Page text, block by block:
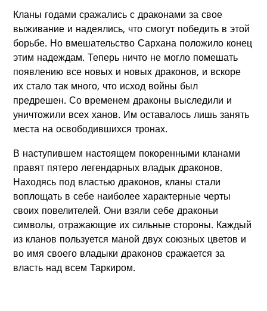
Кланы годами сражались с драконами за свое
выживание и надеялись, что смогут победить в этой
борьбе. Но вмешательство Сархана положило конец
этим надеждам. Теперь ничто не могло помешать
появлению все новых и новых драконов, и вскоре
их стало так много, что исход войны был
предрешен. Со временем драконы выследили и
уничтожили всех ханов. Им оставалось лишь занять
места на освободившихся тронах.
В наступившем настоящем покоренными кланами
правят пятеро легендарных владык драконов.
Находясь под властью драконов, кланы стали
воплощать в себе наиболее характерные черты
своих повелителей. Они взяли себе драконьи
символы, отражающие их сильные стороны. Каждый
из кланов пользуется маной двух союзных цветов и
во имя своего владыки драконов сражается за
власть над всем Таркиром.